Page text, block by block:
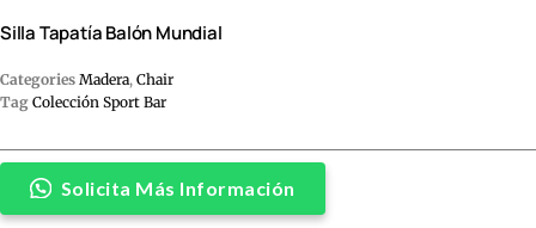
Silla Tapatía Balón Mundial
Categories Madera, Chair
Tag Colección Sport Bar
Solicita Más Información